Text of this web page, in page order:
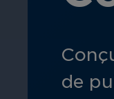
de